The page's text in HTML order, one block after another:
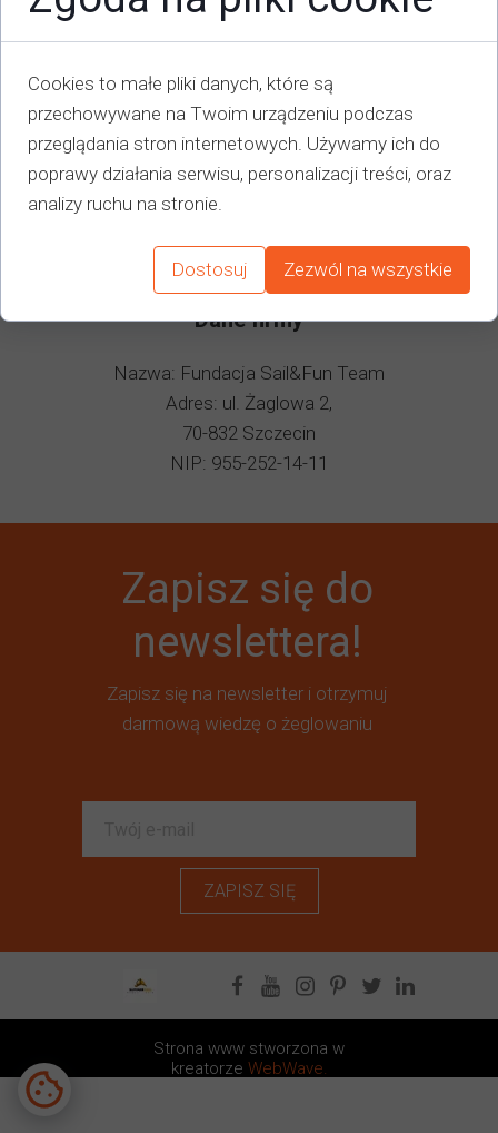
Zapisz się do
newslettera!
Zapisz się na newsletter i otrzymuj
darmową wiedzę o żeglowaniu
ZAPISZ SIĘ
Strona www stworzona w
kreatorze WebWave.
Sail&Fun Team
e-mail: tomek@jacht-czartery.pl
telefon: +48 502 201 098
Współpraca, reklama
telefon: +48 502 201 098
Dane firmy
Nazwa: Fundacja Sail&Fun Team
Adres: ul. Żaglowa 2,
70-832 Szczecin
NIP: 955-252-14-11
Cookies to małe pliki danych, które są
przechowywane na Twoim urządzeniu podczas
przeglądania stron internetowych. Używamy ich do
poprawy działania serwisu, personalizacji treści, oraz
analizy ruchu na stronie.
Dostosuj Zezwól na wszystkie